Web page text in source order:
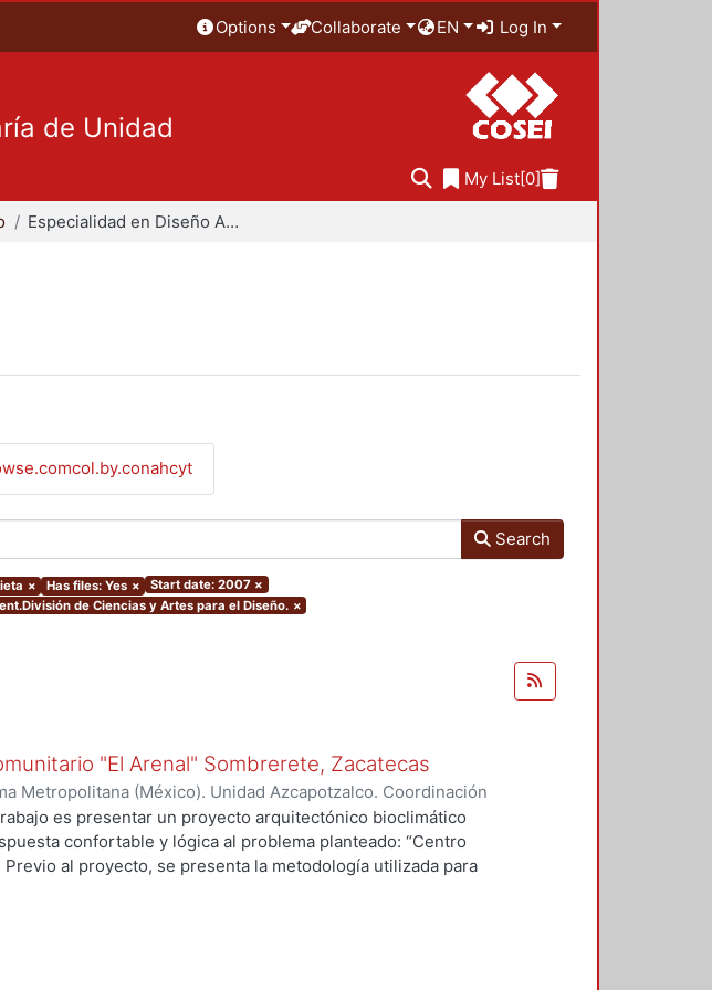
Options Collaborate EN Log In
de Unidad
My List[0]
Especialidad en Diseño Ambiental
Search
× Has files: Yes × Start date: 2007 ×
de Ciencias y Artes para el Diseño. ×
"El Arenal" Sombrerete, Zacatecas
Metropolitana (México). Unidad Azcapotzalco. Coordinación
,2007-07)Acuña Valerio, Ana Julieta
es presentar un proyecto arquitectónico bioclimático
confortable y lógica al problema planteado: “Centro
Previo al proyecto, se presenta la metodología utilizada para